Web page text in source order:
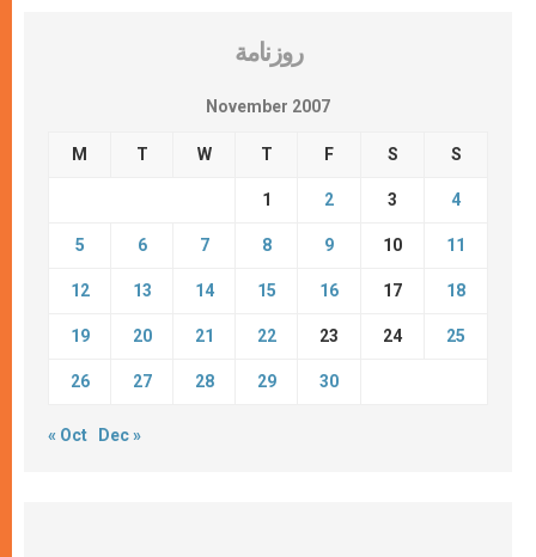
روزنامة
November 2007
M T W T F S S
1 2 3 4
5 6 7 8 9 10 11
12 13 14 15 16 17 18
19 20 21 22 23 24 25
26 27 28 29 30
« Oct Dec »